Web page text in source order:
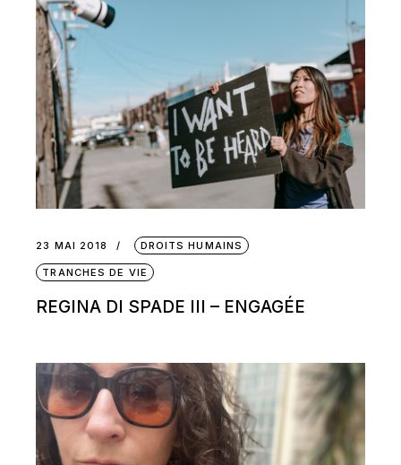
23 MAI 2018 DROITS HUMAINS
TRANCHES DE VIE
REGINA DI SPADE III – ENGAGÉE